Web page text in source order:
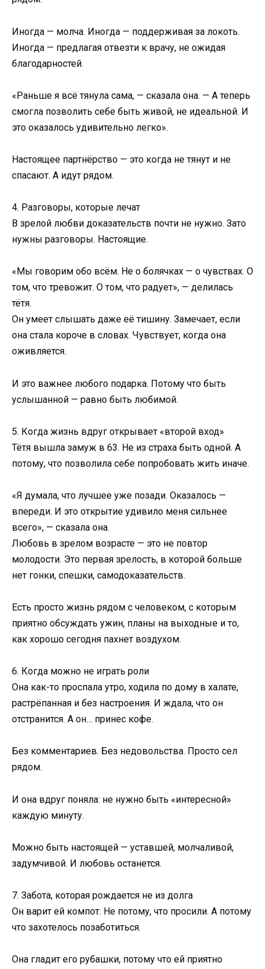
Иногда — молча. Иногда — поддерживая за локоть.
Иногда — предлагая отвезти к врачу, не ожидая
благодарностей.
«Раньше я всё тянула сама, — сказала она. — А теперь
смогла позволить себе быть живой, не идеальной. И
это оказалось удивительно легко».
Настоящее партнёрство — это когда не тянут и не
спасают. А идут рядом.
4. Разговоры, которые лечат
В зрелой любви доказательств почти не нужно. Зато
нужны разговоры. Настоящие.
«Мы говорим обо всём. Не о болячках — о чувствах. О
том, что тревожит. О том, что радует», — делилась
тётя.
Он умеет слышать даже её тишину. Замечает, если
она стала короче в словах. Чувствует, когда она
оживляется.
И это важнее любого подарка. Потому что быть
услышанной — равно быть любимой.
5. Когда жизнь вдруг открывает «второй вход»
Тётя вышла замуж в 63. Не из страха быть одной. А
потому, что позволила себе попробовать жить иначе.
«Я думала, что лучшее уже позади. Оказалось —
впереди. И это открытие удивило меня сильнее
всего», — сказала она.
Любовь в зрелом возрасте — это не повтор
молодости. Это первая зрелость, в которой больше
нет гонки, спешки, самодоказательств.
Есть просто жизнь рядом с человеком, с которым
приятно обсуждать ужин, планы на выходные и то,
как хорошо сегодня пахнет воздухом.
6. Когда можно не играть роли
Она как-то проспала утро, ходила по дому в халате,
растрёпанная и без настроения. И ждала, что он
отстранится. А он… принес кофе.
Без комментариев. Без недовольства. Просто сел
рядом.
И она вдруг поняла: не нужно быть «интересной»
каждую минуту.
Можно быть настоящей — уставшей, молчаливой,
задумчивой. И любовь останется.
7. Забота, которая рождается не из долга
Он варит ей компот. Не потому, что просили. А потому
что захотелось позаботиться.
Она гладит его рубашки, потому что ей приятно